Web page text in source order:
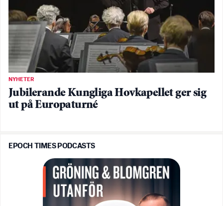
NYHETER
Jubilerande Kungliga Hovkapellet ger sig
ut på Europaturné
EPOCH TIMES PODCASTS